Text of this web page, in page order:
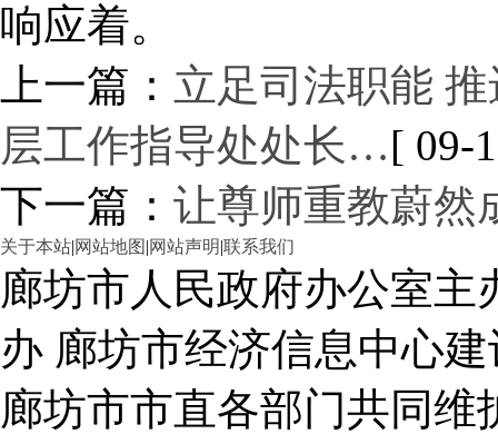
响应着。
上一篇： 立足司法职能
层工作指导处处长…[ 09-
下一篇： 让尊师重教蔚然
关于本站|网站地图 |网站声明|联系我们
廊坊市人民政府办公室
办 廊坊市经济信息中心建
廊坊市市直各部门共同